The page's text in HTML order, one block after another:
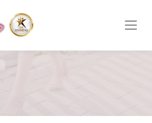
모션 영상 full버전 보러가기